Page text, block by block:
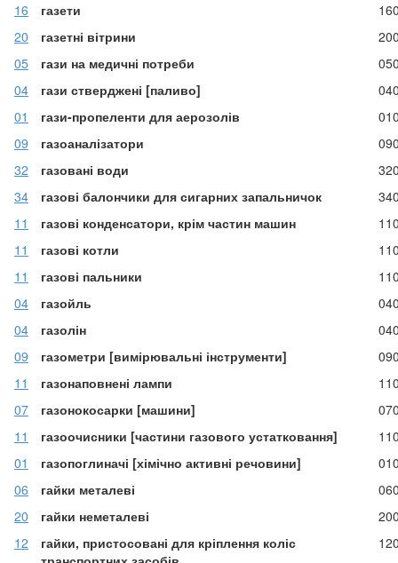
16
газети
20
газетні вітрини
05
гази на медичні потреби
04
гази стверджені [паливо]
01
гази-пропеленти для аерозолів
09
газоаналізатори
32
газовані води
34
газові балончики для сигарних запальничок
11
газові конденсатори, крім частин машин
11
газові котли
11
газові пальники
04
газойль
04
газолін
09
газометри [вимірювальні інструменти]
11
газонаповнені лампи
07
газонокосарки [машини]
11
газоочисники [частини газового устатковання]
01
газопоглиначі [хімічно активні речовини]
06
гайки металеві
20
гайки неметалеві
12
гайки, пристосовані для кріплення коліс